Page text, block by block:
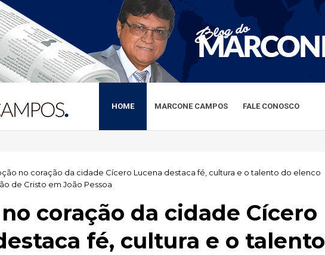
HOME MARCONE CAMPOS FALE CONOSCO
no coração da cidade Cícero Lucena destaca fé, cultura e o talento do elenco
de Cristo em João Pessoa
coração da cidade Cícero
fé, cultura e o talento